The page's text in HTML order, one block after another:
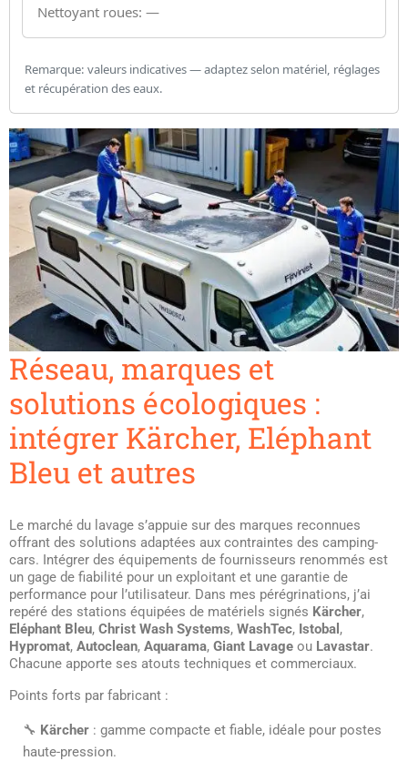
Nettoyant roues: —
Détails du calcul
Remarque: valeurs indicatives — adaptez selon matériel, réglages
et récupération des eaux.
Réseau, marques et
solutions écologiques :
intégrer Kärcher, Eléphant
Bleu et autres
Le marché du lavage s’appuie sur des marques reconnues
offrant des solutions adaptées aux contraintes des camping-
cars. Intégrer des équipements de fournisseurs renommés est
un gage de fiabilité pour un exploitant et une garantie de
performance pour l’utilisateur. Dans mes pérégrinations, j’ai
repéré des stations équipées de matériels signés Kärcher,
Eléphant Bleu, Christ Wash Systems, WashTec, Istobal ,
Hypromat, Autoclean, Aquarama, Giant Lavage ou Lavastar.
Chacune apporte ses atouts techniques et commerciaux.
Points forts par fabricant :
🔧 Kärcher : gamme compacte et fiable, idéale pour postes
haute-pression.